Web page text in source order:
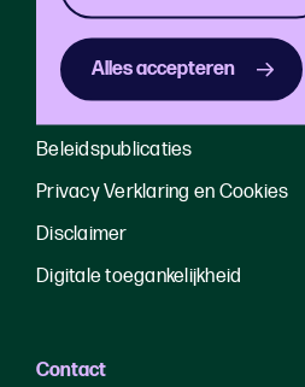
Alles accepteren
Uitagenda Rotterdam
Over ons
Beleidspublicaties
Privacy Verklaring en Cookies
Disclaimer
Digitale toegankelijkheid
Contact